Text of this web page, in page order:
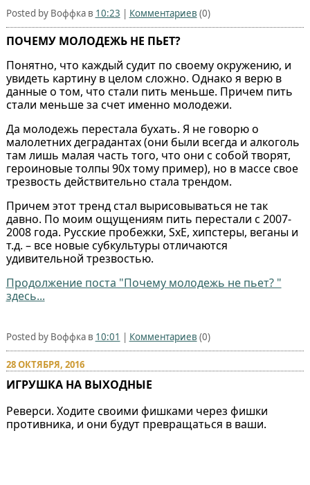
Posted by Воффка в 10:23 | Комментариев (0)
ПОЧЕМУ МОЛОДЕЖЬ НЕ ПЬЕТ?
Понятно, что каждый судит по своему окружению, и
увидеть картину в целом сложно. Однако я верю в
данные о том, что стали пить меньше. Причем пить
стали меньше за счет именно молодежи.
Да молодежь перестала бухать. Я не говорю о
малолетних деградантах (они были всегда и алкоголь
там лишь малая часть того, что они с собой творят,
героиновые толпы 90х тому пример), но в массе свое
трезвость действительно стала трендом.
Причем этот тренд стал вырисовываться не так
давно. По моим ощущениям пить перестали с 2007-
2008 года. Русские пробежки, SxE, хипстеры, веганы и
т.д. – все новые субкультуры отличаются
удивительной трезвостью.
Продолжение поста "Почему молодежь не пьет? "
здесь...
Posted by Воффка в 10:01 | Комментариев (0)
28 ОКТЯБРЯ, 2016
ИГРУШКА НА ВЫХОДНЫЕ
Реверси. Ходите своими фишками через фишки
противника, и они будут превращаться в ваши.